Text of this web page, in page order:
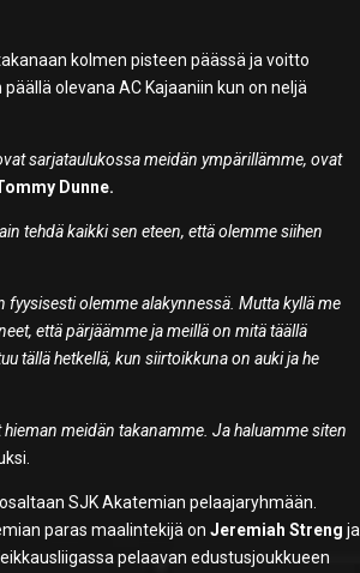
kolmen pisteen päässä ja voitto
olevana AC Kajaaniin kun on neljä
sarjataulukossa meidän ympärillämme, ovat
Dunne.
tehdä kaikki sen eteen, että olemme siihen
olemme alakynnessä. Mutta kyllä me
että pärjäämme ja meillä on mitä täällä
tällä hetkellä, kun siirtoikkuna on auki ja he
meidän takanamme. Ja haluamme siten
SJK Akatemian pelaajaryhmään.
paras maalintekijä onJeremiah Streng ja
pelaavan edustusjoukkueen